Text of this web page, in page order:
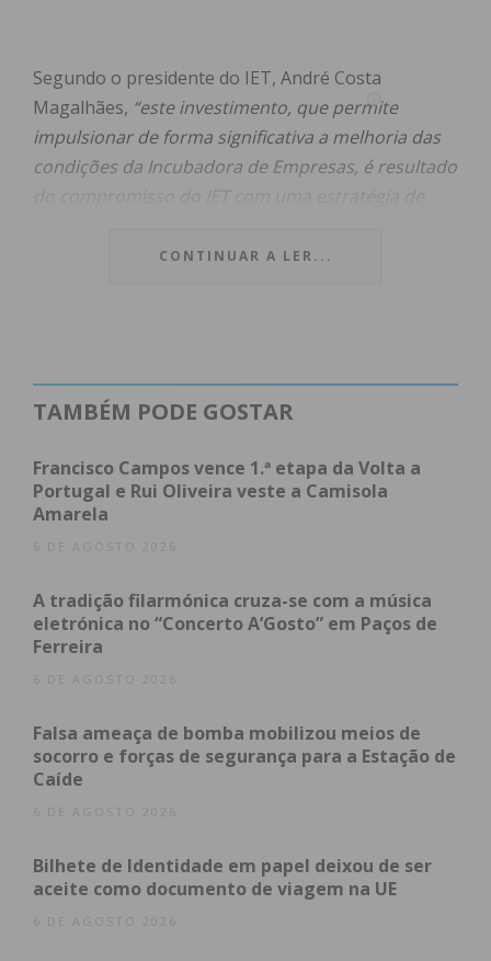
Segundo o presidente do IET, André Costa
Magalhães, “este investimento, que permite
impulsionar de forma significativa a melhoria das
condições da Incubadora de Empresas, é resultado
do compromisso do IET com uma estratégia de
ambiental e económica. Estamos empenhados em
económico e social.”
Para além do investimento estrutural na
Incubadora de Empresas, o IET pretende também
investir, através da medida “Vale Incubadoras e
Aceleradoras”, financiada no âmbito do PRR – Plano
Estes investimentos representam um passo
soluções inovadoras e sustentáveis para as
startups e os empreendedores da região.
O IET procura assim manter o seu compromisso de
áreas do empreendedorismo e inovação na região
do Tâmega e Sousa e do Norte de Portugal.
CONTINUAR A LER...
TAMBÉM PODE GOSTAR
Francisco Campos vence 1.ª etapa da Volta a
Portugal e Rui Oliveira veste a Camisola
Amarela
6 DE AGOSTO 2026
A tradição filarmónica cruza-se com a música
eletrónica no “Concerto A’Gosto” em Paços de
Ferreira
6 DE AGOSTO 2026
Falsa ameaça de bomba mobilizou meios de
socorro e forças de segurança para a Estação de
Caíde
6 DE AGOSTO 2026
Bilhete de Identidade em papel deixou de ser
aceite como documento de viagem na UE
6 DE AGOSTO 2026